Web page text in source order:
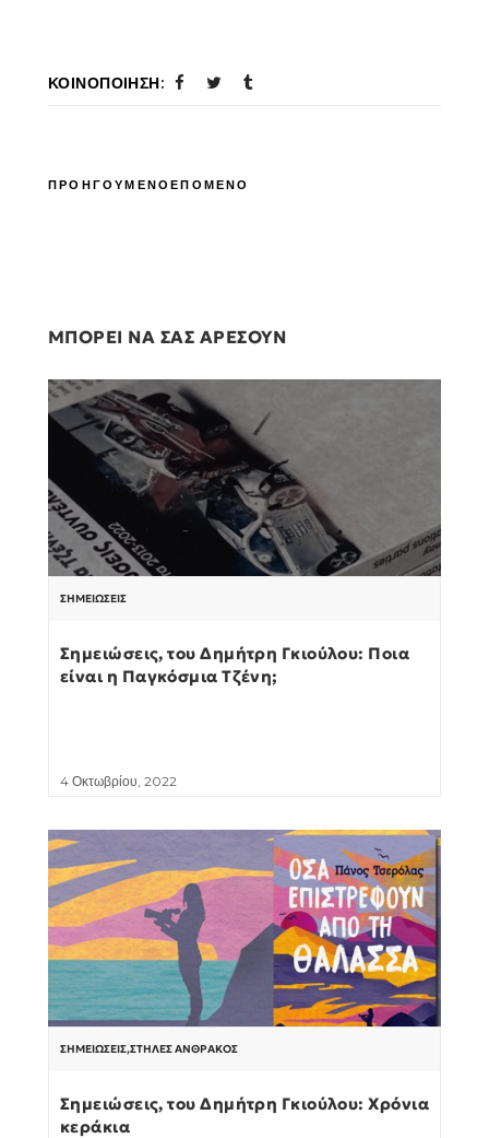
ΚΟΙΝΟΠΟΊΗΣΗ:
ΠΡΟΗΓΟΥΜΕΝΟΕΠΟΜΕΝΟ
ΜΠΟΡΕΙ ΝΑ ΣΑΣ ΑΡΕΣΟΥΝ
ΣΗΜΕΙΏΣΕΙΣ
Σημειώσεις, του Δημήτρη Γκιούλου: Ποια
είναι η Παγκόσμια Τζένη;
4 Οκτωβρίου, 2022
ΣΗΜΕΙΏΣΕΙΣ,ΣΤΉΛΕΣ ΆΝΘΡΑΚΟΣ
Σημειώσεις, του Δημήτρη Γκιούλου: Χρόνια
κεράκια